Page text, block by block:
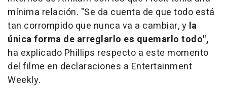
mínima relación. "Se da cuenta de que todo está
tan corrompido que nunca va a cambiar, y la
única forma de arreglarlo es quemarlo todo",
ha explicado Phillips respecto a este momento
del filme en declaraciones a Entertainment
Weekly.